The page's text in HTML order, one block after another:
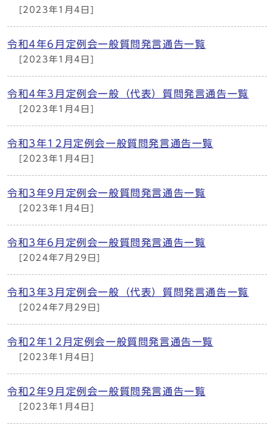
[2023年1月4日]
令和4年6月定例会一般質問発言通告一覧
[2023年1月4日]
令和4年3月定例会一般（代表）質問発言通告一覧
[2023年1月4日]
令和3年12月定例会一般質問発言通告一覧
[2023年1月4日]
令和3年9月定例会一般質問発言通告一覧
[2023年1月4日]
令和3年6月定例会一般質問発言通告一覧
[2024年7月29日]
令和3年3月定例会一般（代表）質問発言通告一覧
[2024年7月29日]
令和2年12月定例会一般質問発言通告一覧
[2023年1月4日]
令和2年9月定例会一般質問発言通告一覧
[2023年1月4日]